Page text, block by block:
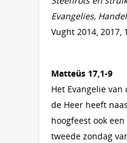
Evangelies,
Vught 2014, 2017,
Matteüs 17,1-9
Het Evangelie
de Heer heeft
hoogfeest ook
tweede zondag